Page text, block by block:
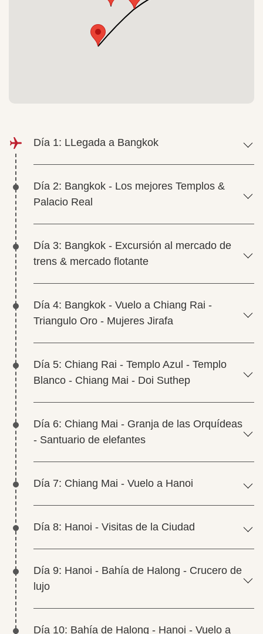
Día 1: LLegada a Bangkok
Día 2: Bangkok - Los mejores Templos &
Palacio Real
Día 3: Bangkok - Excursión al mercado de
trens & mercado flotante
Día 4: Bangkok - Vuelo a Chiang Rai -
Triangulo Oro - Mujeres Jirafa
Día 5: Chiang Rai - Templo Azul - Templo
Blanco - Chiang Mai - Doi Suthep
Día 6: Chiang Mai - Granja de las Orquídeas
- Santuario de elefantes
Día 7: Chiang Mai - Vuelo a Hanoi
Día 8: Hanoi - Visitas de la Ciudad
Día 9: Hanoi - Bahía de Halong - Crucero de
lujo
Día 10: Bahía de Halong - Hanoi - Vuelo a